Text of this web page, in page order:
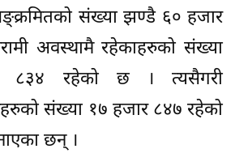
संख्या झण्डै ६० हजार
अवस्थामै रहेकाहरुको संख्या
रहेको छ । त्यसैगरी
संख्या १७ हजार ८४७ रहेको
छन् ।